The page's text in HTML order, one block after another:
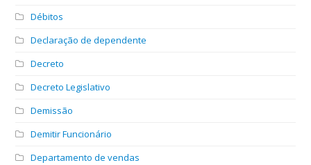
Débitos
Declaração de dependente
Decreto
Decreto Legislativo
Demissão
Demitir Funcionário
Departamento de vendas